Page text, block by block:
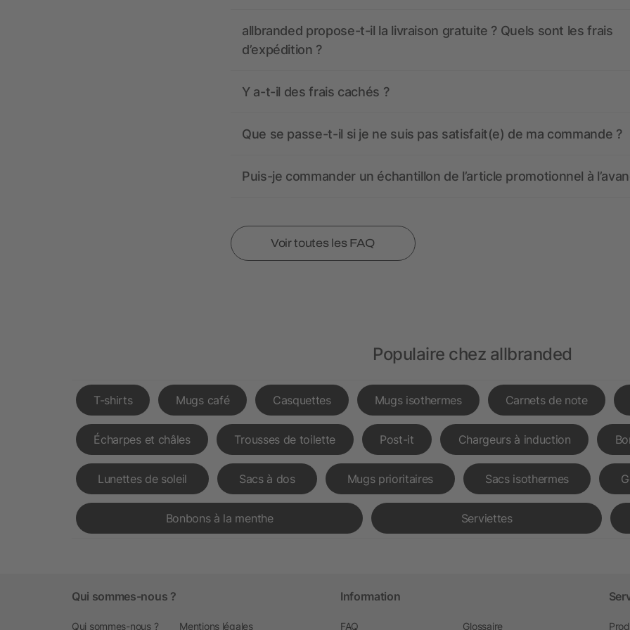
allbranded propose-t-il la livraison gratuite ? Quels sont les frais
d’expédition ?
Y a-t-il des frais cachés ?
Que se passe-t-il si je ne suis pas satisfait(e) de ma commande ?
Puis-je commander un échantillon de l’article promotionnel à
Voir toutes les FAQ
Populaire chez allbranded
T-shirts Mugs café Casquettes Mugs isothermes Carnets de note
Écharpes et châles Trousses de toilette Post-it Chargeurs à induction
Lunettes de soleil Sacs à dos Mugs prioritaires Sacs isothermes
Bonbons à la menthe Serviettes
Qui sommes-nous ?
Qui sommes-nous ? Mentions légales
Information
FAQ Glossaire